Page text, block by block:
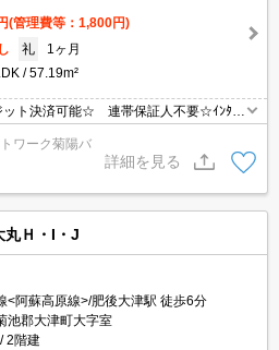
(管理費等：1,800円)
礼
1ヶ月
57.19m²
ット決済可能☆ 連帯保証人不要☆ｲﾝﾀｰﾈ
ワーク菊陽バ
詳細を見る
丸Ｈ・I・J
<阿蘇高原線>/肥後大津駅 徒歩6分
池郡大津町大字室
2階建